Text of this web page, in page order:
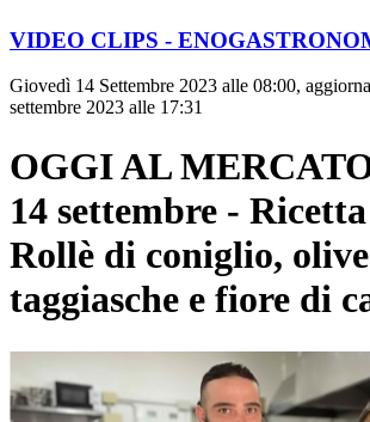
VIDEO CLIPS -
Giovedì 14 Settembre 2023 alle 08:00,
settembre 2023 alle 17:31
OGGI AL
14 settembre -
Rollè di coniglio, olive
taggiasche e fiore di